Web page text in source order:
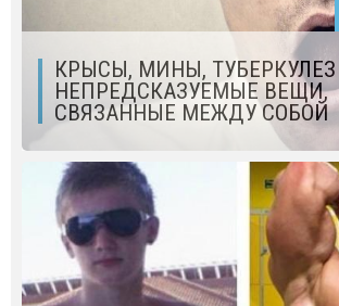
КРЫСЫ, МИНЫ,
НЕПРЕДСКАЗУЕМЫЕ ВЕЩИ,
СВЯЗАННЫЕ МЕЖДУ СОБОЙ